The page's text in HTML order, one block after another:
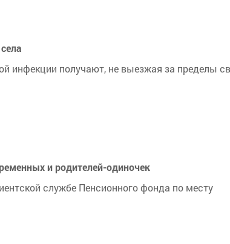
инфекции получают, не выезжая за пределы
и родителей-одиночек
службе Пенсионного фонда по месту